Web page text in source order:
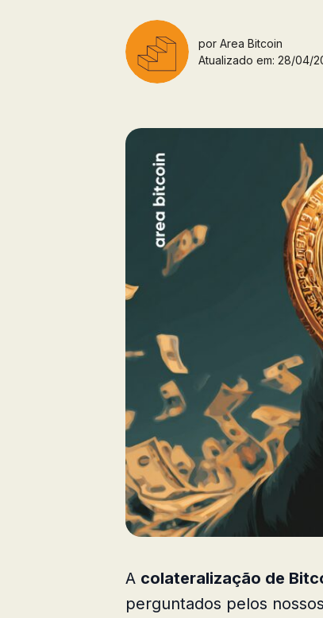
por Area Bitcoin
Atualizado em: 28/04/
A colateralização de
perguntados pelos